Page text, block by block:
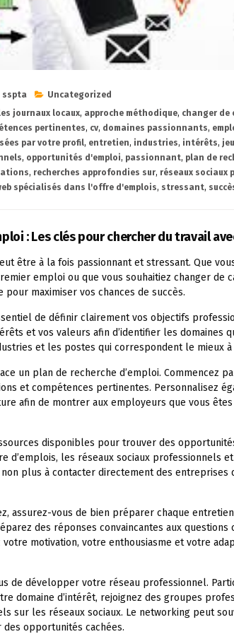
sspta
Uncategorized
journaux locaux, approche méthodique, changer de
pertinentes, cv, domaines passionnants,
par votre profil, entretien, industries, intérêts,
, opportunités d'emploi, passionnant, plan de
, recherches approfondies sur, réseaux sociaux
spécialisés dans l'offre d'emplois, stressant,
: Les clés pour chercher du travail
être à la fois passionnant et stressant. Que
emploi ou que vous souhaitiez changer de
pour maximiser vos chances de succès.
de définir clairement vos objectifs
et vos valeurs afin d’identifier les domaines
et les postes qui correspondent le mieux
un plan de recherche d’emploi. Commencez
et compétences pertinentes. Personnalisez
afin de montrer aux employeurs que vous
disponibles pour trouver des
d’emplois, les réseaux sociaux professionnels
non plus à contacter directement des
assurez-vous de bien préparer chaque
des réponses convaincantes aux
votre motivation, votre enthousiasme et votre
de développer votre réseau professionnel.
domaine d’intérêt, rejoignez des groupes
sur les réseaux sociaux. Le networking peut
opportunités cachées.